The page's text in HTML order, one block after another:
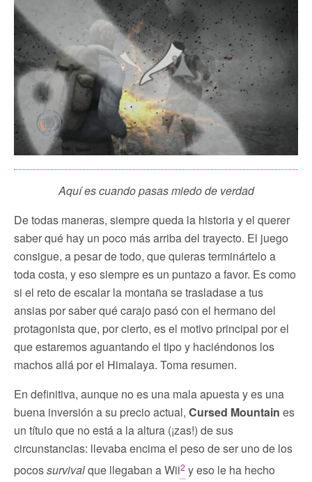
Aquí es cuando pasas miedo de verdad
De todas maneras, siempre queda la historia y el querer
saber qué hay un poco más arriba del trayecto. El juego
consigue, a pesar de todo, que quieras terminártelo a
toda costa, y eso siempre es un puntazo a favor. Es como
si el reto de escalar la montaña se trasladase a tus
ansias por saber qué carajo pasó con el hermano del
protagonista que, por cierto, es el motivo principal por el
que estaremos aguantando el tipo y haciéndonos los
machos allá por el Himalaya. Toma resumen.
En definitiva, aunque no es una mala apuesta y es una
buena inversión a su precio actual, Cursed Mountain es
un título que no está a la altura (¡zas!) de sus
circunstancias: llevaba encima el peso de ser uno de los
pocossurvivalque llegaban a Wii2 y eso le ha hecho